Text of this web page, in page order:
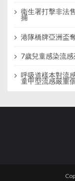
衞生署打擊非法
捕
港隊橋牌亞洲盃
7歲兒童感染流
呼吸道樣本對流
童甲型流感嚴重